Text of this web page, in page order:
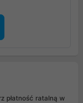
płatność ratalną w